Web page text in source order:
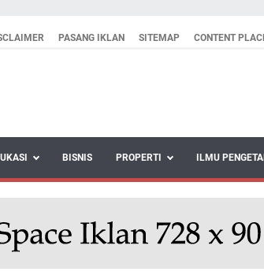
PASANG IKLAN SITEMAP CONTENT
BISNIS PROPERTI ILMU